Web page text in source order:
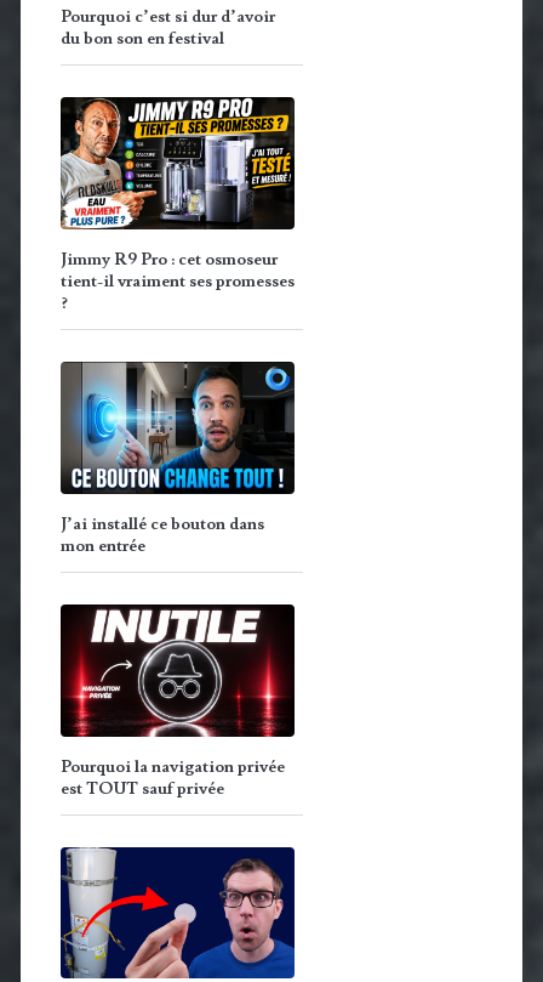
Pourquoi c’est si dur d’avoir
du bon son en festival
Jimmy R9 Pro : cet osmoseur
tient-il vraiment ses promesses
?
J’ai installé ce bouton dans
mon entrée
Pourquoi la navigation privée
est TOUT sauf privée